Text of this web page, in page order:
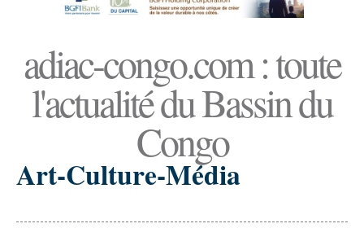
adiac-congo.com : toute
l'actualité du Bassin du
Congo
Art-Culture-Média